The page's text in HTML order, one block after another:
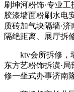
刷坤河粉饰·专业
胶漆墙面粉刷水电
质砖加气块隔墙·
隔绝距离、展厅拆
ktv会所拆修，墙
东方艺粉饰拆潢·
修一坐式办事济南